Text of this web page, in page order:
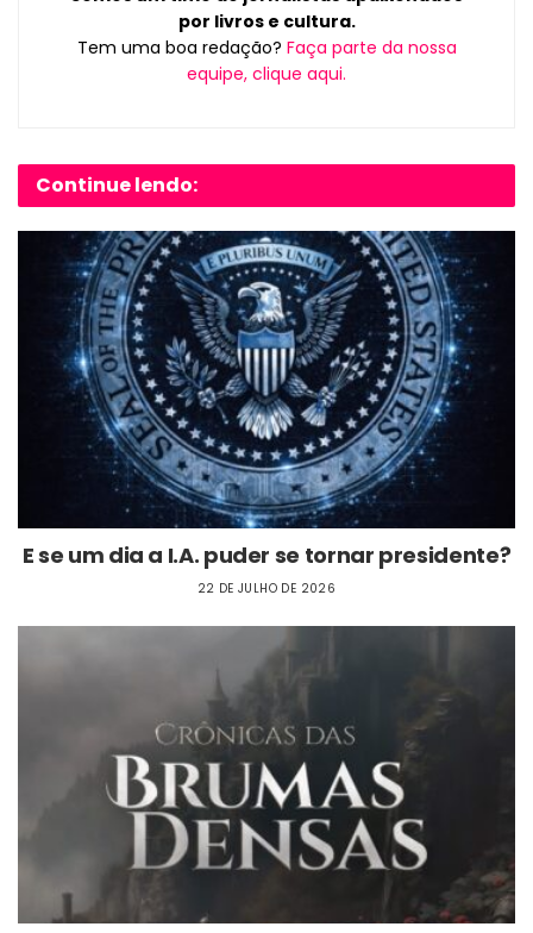
por livros e cultura.
Tem uma boa redação? Faça parte da nossa
equipe, clique aqui.
Continue lendo:
E se um dia a I.A. puder se tornar presidente?
22 DE JULHO DE 2026